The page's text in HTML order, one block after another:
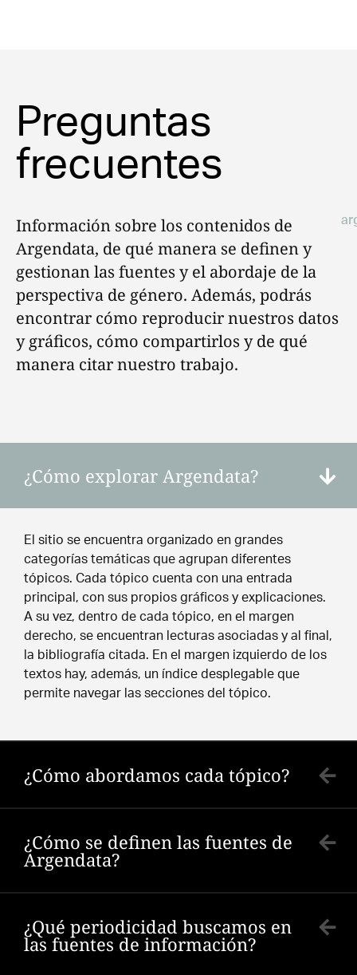
Preguntas
frecuentes
Información sobre los contenidos de
Argendata, de qué manera se definen y
gestionan las fuentes y el abordaje de la
perspectiva de género. Además, podrás
encontrar cómo reproducir nuestros datos
y gráficos, cómo compartirlos y de qué
manera citar nuestro trabajo.
¿Cómo explorar Argendata?
El sitio se encuentra organizado en grandes
categorías temáticas que agrupan diferentes
tópicos. Cada tópico cuenta con una entrada
principal, con sus propios gráficos y explicaciones.
A su vez, dentro de cada tópico, en el margen
derecho, se encuentran lecturas asociadas y al final,
la bibliografía citada. En el margen izquierdo de los
textos hay, además, un índice desplegable que
permite navegar las secciones del tópico.
¿Cómo abordamos cada tópico?
¿Cómo se definen las fuentes de
Argendata?
¿Qué periodicidad buscamos en
las fuentes de información?